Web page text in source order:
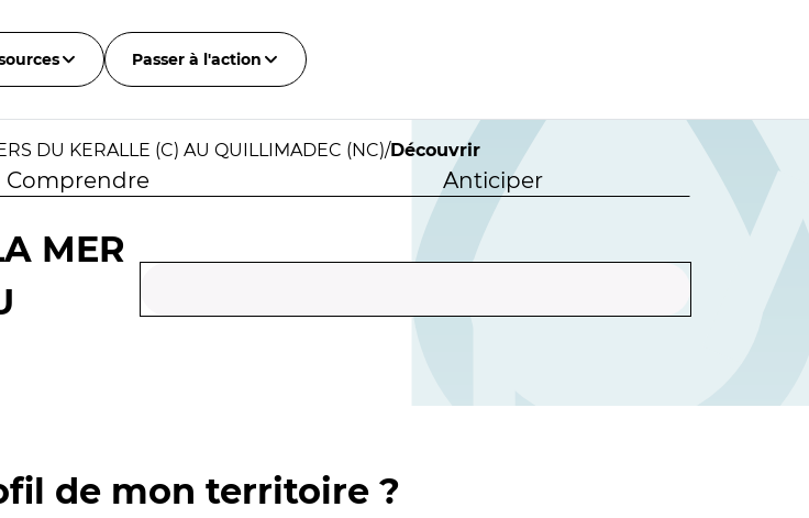
Passer à l'action
DU KERALLE (C) AU QUILLIMADEC (NC)/Découvrir
Comprendre Anticiper
MER
de mon territoire ?